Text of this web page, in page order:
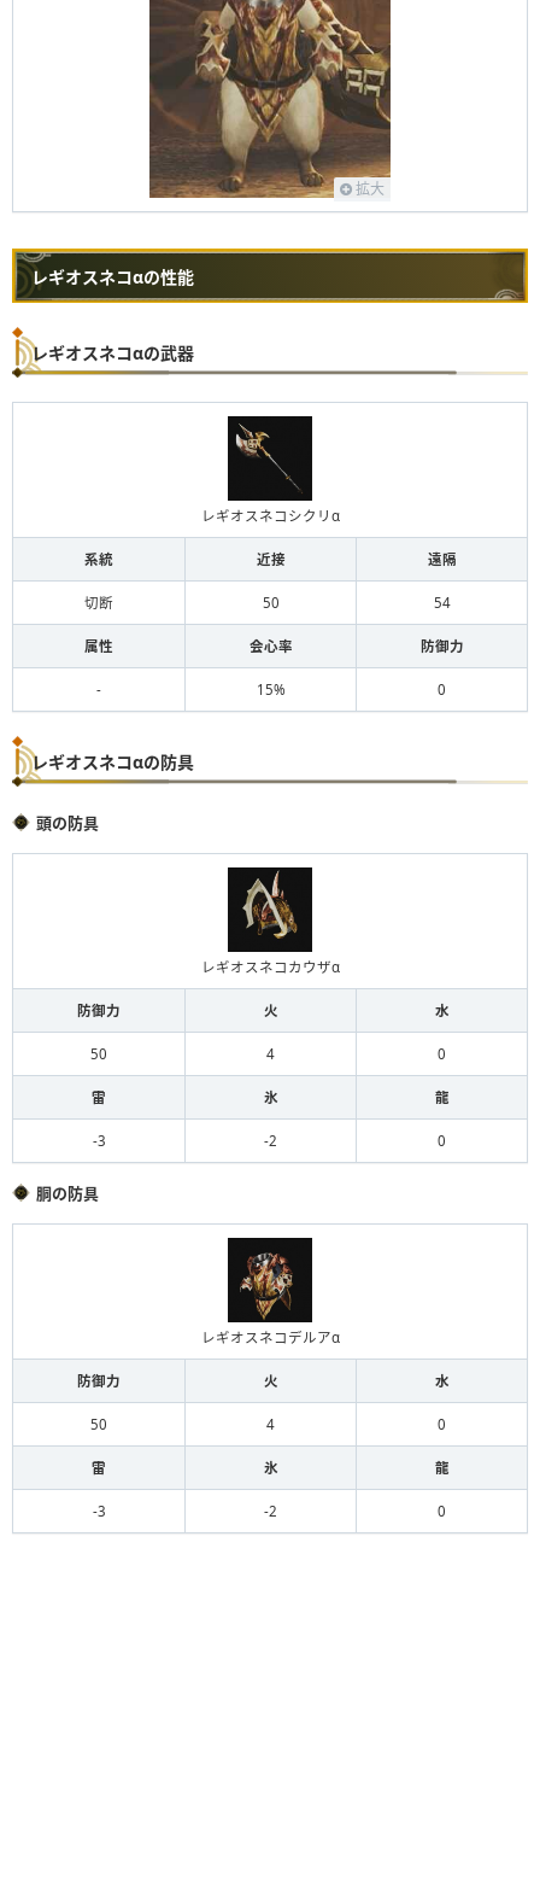
拡大
レギオスネコαの性能
レギオスネコαの武器
レギオスネコシクリα
系統 近接 遠隔
切断 50 54
属性 会心率 防御力
- 15% 0
レギオスネコαの防具
頭の防具
レギオスネコカウザα
防御力 火 水
50 4 0
雷 氷 龍
-3 -2 0
胴の防具
レギオスネコデルアα
防御力 火 水
50 4 0
雷 氷 龍
-3 -2 0